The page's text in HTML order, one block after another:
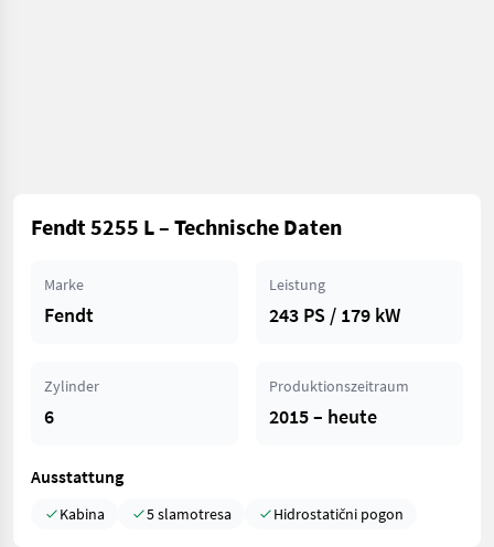
Fendt 5255 L – Technische Daten
Marke
Fendt
Leistung
243 PS / 179 kW
Zylinder
6
Produktionszeitraum
2015 – heute
Ausstattung
Kabina 5 slamotresa Hidrostatični pogon